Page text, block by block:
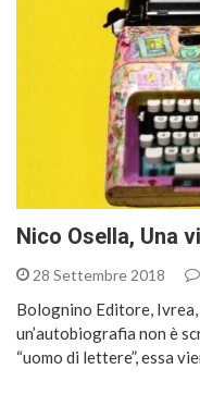
Nico Osella, Una
28 Settembre 2018
Bolognino Editore,
un’autobiografia non è
“uomo di lettere”, essa